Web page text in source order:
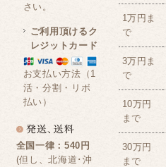
さい。
ご利用頂けるク
レジットカード
お支払い方法（1
活・分割・リボ
払い）
全国一律：540円
(但し、北海道･沖
1万円ま
で
3万円ま
で
10万円
まで
30万円
まで